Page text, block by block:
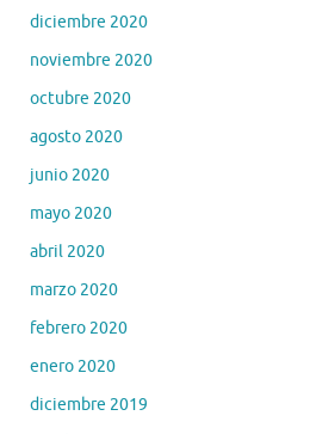
diciembre 2020
noviembre 2020
octubre 2020
agosto 2020
junio 2020
mayo 2020
abril 2020
marzo 2020
febrero 2020
enero 2020
diciembre 2019